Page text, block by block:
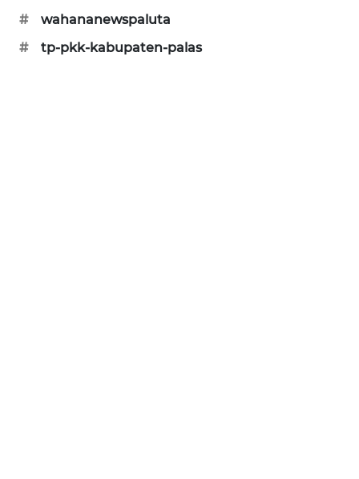
#
wahananewspaluta
#
tp-pkk-kabupaten-palas